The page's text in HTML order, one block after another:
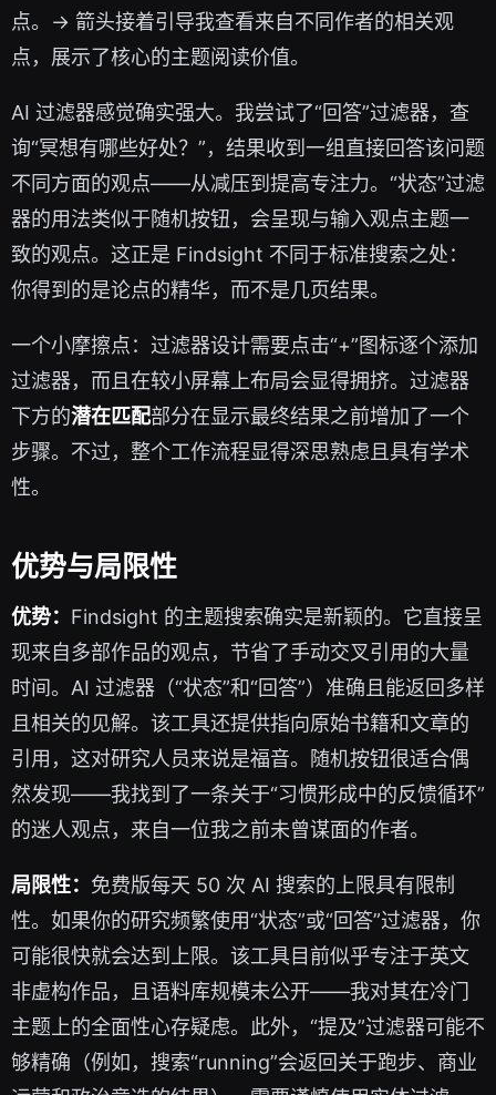
点。→ 箭头接着引导我查看来自不同作者的相关观
点，展示了核心的主题阅读价值。
AI 过滤器感觉确实强大。我尝试了“回答”过滤器，查
询“冥想有哪些好处？”，结果收到一组直接回答该问题
不同方面的观点——从减压到提高专注力。“状态”过滤
器的用法类似于随机按钮，会呈现与输入观点主题一
致的观点。这正是 Findsight 不同于标准搜索之处：
你得到的是论点的精华，而不是几页结果。
一个小摩擦点：过滤器设计需要点击“+”图标逐个添加
过滤器，而且在较小屏幕上布局会显得拥挤。过滤器
下方的潜在匹配部分在显示最终结果之前增加了一个
步骤。不过，整个工作流程显得深思熟虑且具有学术
性。
优势与局限性
优势： Findsight 的主题搜索确实是新颖的。它直接呈
现来自多部作品的观点，节省了手动交叉引用的大量
时间。AI 过滤器（“状态”和“回答”）准确且能返回多样
且相关的见解。该工具还提供指向原始书籍和文章的
引用，这对研究人员来说是福音。随机按钮很适合偶
然发现——我找到了一条关于“习惯形成中的反馈循环”
的迷人观点，来自一位我之前未曾谋面的作者。
局限性： 免费版每天 50 次 AI 搜索的上限具有限制
性。如果你的研究频繁使用“状态”或“回答”过滤器，你
可能很快就会达到上限。该工具目前似乎专注于英文
非虚构作品，且语料库规模未公开——我对其在冷门
主题上的全面性心存疑虑。此外，“提及”过滤器可能不
够精确（例如，搜索“running”会返回关于跑步、商业